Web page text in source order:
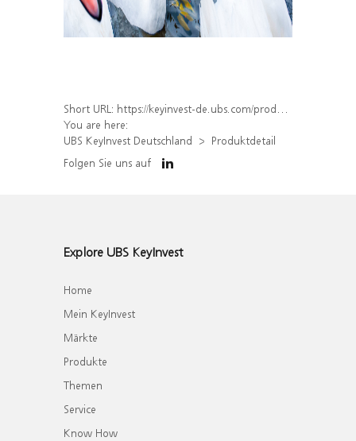
Short URL: https://keyinvest-de.ubs.com/produkt/detail/index/isin/DE000WA6T6D2
You are here:
UBS KeyInvest Deutschland
Produktdetail
Folgen Sie uns auf
Explore UBS KeyInvest
Home
Mein KeyInvest
Märkte
Produkte
Themen
Service
Know How